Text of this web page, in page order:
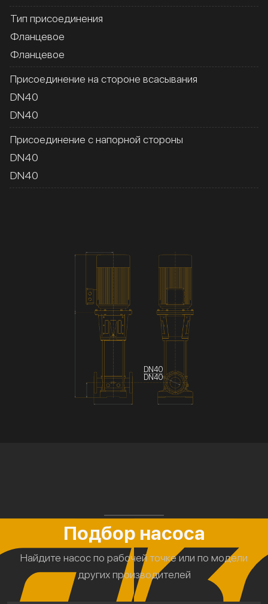
Тип присоединения
Фланцевое
Фланцевое
Присоединение на стороне всасывания
DN40
DN40
Присоединение с напорной стороны
DN40
DN40
DN40
DN40
Подбор насоса
Найдите насос по рабочей точке или по модели
других производителей